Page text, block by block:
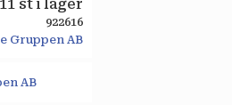
11 st i lager
922616
Gruppen AB
AB